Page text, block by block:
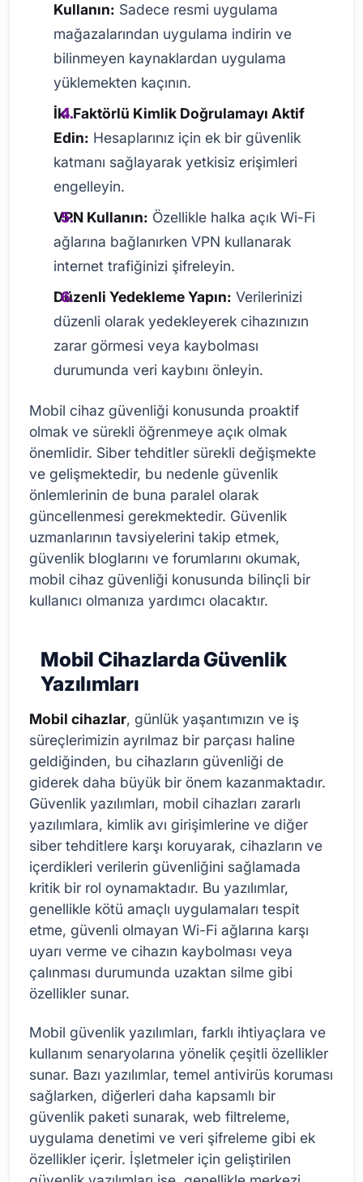
Kullanın: Sadece resmi uygulama
mağazalarından uygulama indirin ve
bilinmeyen kaynaklardan uygulama
yüklemekten kaçının.
İki Faktörlü Kimlik Doğrulamayı Aktif
Edin: Hesaplarınız için ek bir güvenlik
katmanı sağlayarak yetkisiz erişimleri
engelleyin.
VPN Kullanın: Özellikle halka açık Wi-Fi
ağlarına bağlanırken VPN kullanarak
internet trafiğinizi şifreleyin.
Düzenli Yedekleme Yapın: Verilerinizi
düzenli olarak yedekleyerek cihazınızın
zarar görmesi veya kaybolması
durumunda veri kaybını önleyin.
Mobil cihaz güvenliği konusunda proaktif
olmak ve sürekli öğrenmeye açık olmak
önemlidir. Siber tehditler sürekli değişmekte
ve gelişmektedir, bu nedenle güvenlik
önlemlerinin de buna paralel olarak
güncellenmesi gerekmektedir. Güvenlik
uzmanlarının tavsiyelerini takip etmek,
güvenlik bloglarını ve forumlarını okumak,
mobil cihaz güvenliği konusunda bilinçli bir
kullanıcı olmanıza yardımcı olacaktır.
Mobil Cihazlarda Güvenlik
Yazılımları
Mobil cihazlar, günlük yaşantımızın ve iş
süreçlerimizin ayrılmaz bir parçası haline
geldiğinden, bu cihazların güvenliği de
giderek daha büyük bir önem kazanmaktadır.
Güvenlik yazılımları, mobil cihazları zararlı
yazılımlara, kimlik avı girişimlerine ve diğer
siber tehditlere karşı koruyarak, cihazların ve
içerdikleri verilerin güvenliğini sağlamada
kritik bir rol oynamaktadır. Bu yazılımlar,
genellikle kötü amaçlı uygulamaları tespit
etme, güvenli olmayan Wi-Fi ağlarına karşı
uyarı verme ve cihazın kaybolması veya
çalınması durumunda uzaktan silme gibi
özellikler sunar.
Mobil güvenlik yazılımları, farklı ihtiyaçlara ve
kullanım senaryolarına yönelik çeşitli özellikler
sunar. Bazı yazılımlar, temel antivirüs koruması
sağlarken, diğerleri daha kapsamlı bir
güvenlik paketi sunarak, web filtreleme,
uygulama denetimi ve veri şifreleme gibi ek
özellikler içerir. İşletmeler için geliştirilen